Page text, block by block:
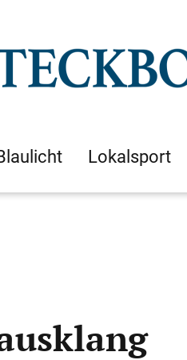
Lokalsport